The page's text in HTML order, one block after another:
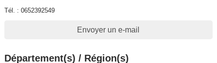
Tél. : 0652392549
Envoyer un e-mail
Département(s) / Région(s)